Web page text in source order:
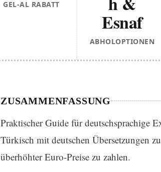
GEL-AL RABATT
Esnaf
ABHOLOPTIONEN
ZUSAMMENFASSUNG
Praktischer Guide für deutschsprachige
Türkisch mit deutschen Übersetzungen
überhöhter Euro-Preise zu zahlen.